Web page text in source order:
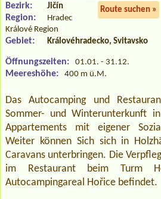
Route suchen »
Bezirk: Jičín
Region:
Hradec
Králové Region
Gebiet: Královéhradecko, Svitavsko
Öffnungszeiten: 01.01. - 31.12.
Meereshöhe: 400 m ü.M.
Das Autocamping und
Sommer- und Winterunterkunft
Appartements mit eigener
Weiter können Sich sich in
Caravans unterbringen. Die
im Restaurant beim Turm
Autocampingareal Hořice befindet.